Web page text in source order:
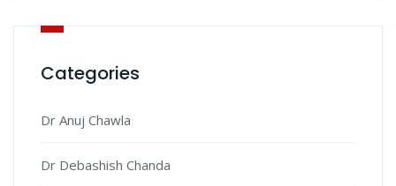
Categories
Dr Anuj Chawla
Dr Debashish Chanda